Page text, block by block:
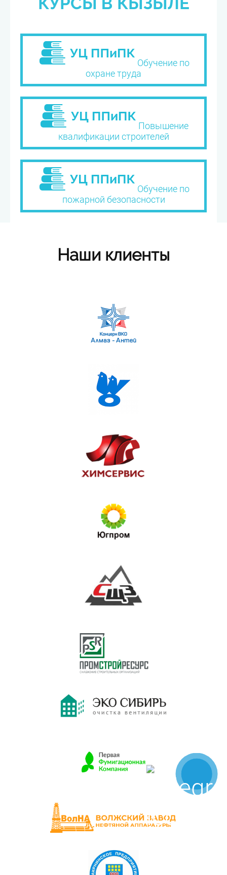
Обучение по
охране труда
Повышение
квалификации строителей
Обучение по
пожарной безопасности
Наши клиенты